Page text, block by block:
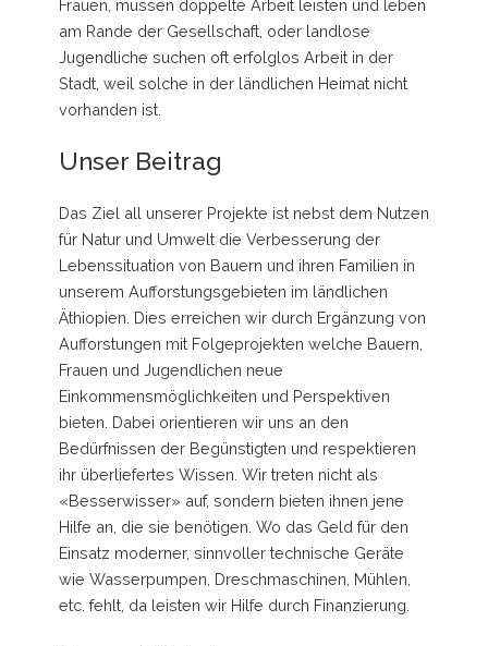
Frauen, müssen doppelte Arbeit leisten und leben
am Rande der Gesellschaft, oder landlose
Jugendliche suchen oft erfolglos Arbeit in der
Stadt, weil solche in der ländlichen Heimat nicht
vorhanden ist.
Unser Beitrag
Das Ziel all unserer Projekte ist nebst dem Nutzen
für Natur und Umwelt die Verbesserung der
Lebenssituation von Bauern und ihren Familien in
unserem Aufforstungsgebieten im ländlichen
Äthiopien. Dies erreichen wir durch Ergänzung von
Aufforstungen mit Folgeprojekten welche Bauern,
Frauen und Jugendlichen neue
Einkommensmöglichkeiten und Perspektiven
bieten. Dabei orientieren wir uns an den
Bedürfnissen der Begünstigten und respektieren
ihr überliefertes Wissen. Wir treten nicht als
«Besserwisser» auf, sondern bieten ihnen jene
Hilfe an, die sie benötigen. Wo das Geld für den
Einsatz moderner, sinnvoller technische Geräte
wie Wasserpumpen, Dreschmaschinen, Mühlen,
etc. fehlt, da leisten wir Hilfe durch Finanzierung.